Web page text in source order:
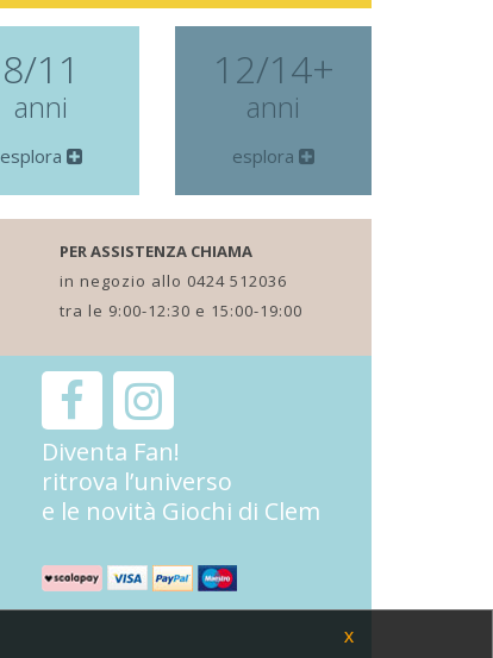
8/11
anni
esplora
12/14+
anni
esplora
PER ASSISTENZA CHIAMA
in negozio allo 0424 512036
tra le 9:00-12:30 e 15:00-19:00
Diventa Fan!
ritrova l’universo
e le novità Giochi di Clem
X